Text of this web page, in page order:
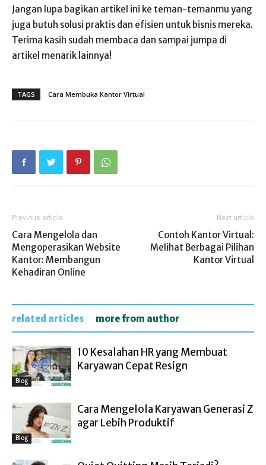
Jangan lupa bagikan artikel ini ke teman-temanmu yang
juga butuh solusi praktis dan efisien untuk bisnis mereka.
Terima kasih sudah membaca dan sampai jumpa di
artikel menarik lainnya!
TAGS Cara Membuka Kantor Virtual
Previous article
Cara Mengelola dan
Mengoperasikan Website
Kantor: Membangun
Kehadiran Online
Next article
Contoh Kantor Virtual:
Melihat Berbagai Pilihan
Kantor Virtual
related articles more from author
Blog
10 Kesalahan HR yang Membuat
Karyawan Cepat Resign
Blog
Cara Mengelola Karyawan Generasi Z
agar Lebih Produktif